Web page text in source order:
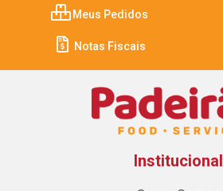
Meus Pedidos
Notas Fiscais
Institucional